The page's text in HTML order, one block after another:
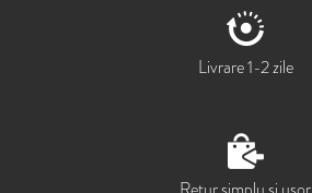
Livrare 1-2 zile